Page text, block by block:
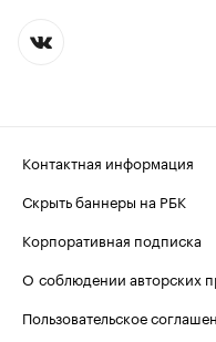
Контактная информация
Скрыть баннеры на РБК
Корпоративная подписка
О соблюдении авторских
Пользовательское